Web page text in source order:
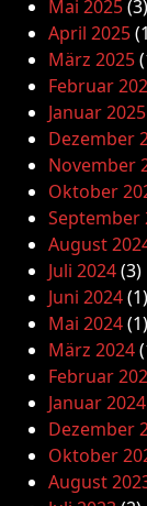
Mai 2025(3)
April 2025
März 2025
Februar
Januar 2025
Dezember
November
Oktober
September
August
Juli 2024(3)
Juni 2024(1)
Mai 2024(1)
März 2024
Februar
Januar 2024
Dezember
Oktober
August